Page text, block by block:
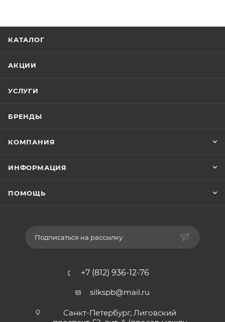
КАТАЛОГ
АКЦИИ
УСЛУГИ
БРЕНДЫ
КОМПАНИЯ
ИНФОРМАЦИЯ
ПОМОЩЬ
Подписаться на рассылку
+7 (812) 936-12-76
silkspb@mail.ru
Санкт-Петербург, Лиговский